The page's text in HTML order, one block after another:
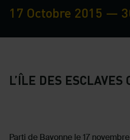
17 Octobre 2015 —
L’ÎLE DES ESCLAVES
Parti de Bayonne le 17 novembre